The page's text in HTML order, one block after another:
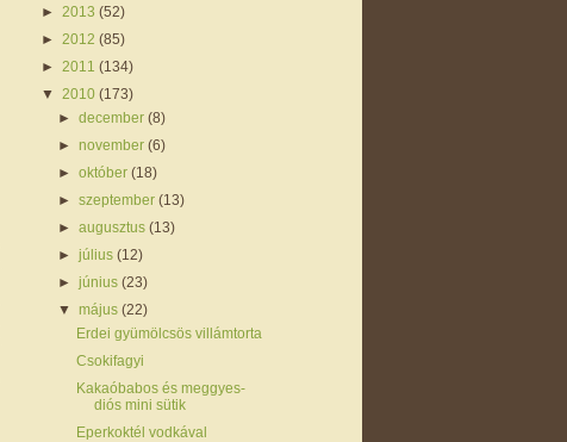
► 2013 (52)
► 2012 (85)
► 2011 (134)
▼ 2010 (173)
►december(8)
►november(6)
►október(18)
►szeptember(13)
►augusztus(13)
►július(12)
►június(23)
▼május(22)
Erdei gyümölcsös villámtorta
Csokifagyi
Kakaóbabos és meggyes-
diós mini sütik
Eperkoktél vodkával